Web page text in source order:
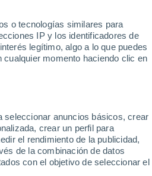
o tecnologías similares para
IP y los identificadores de
legítimo, algo a lo que puedes
momento haciendo clic en
seleccionar anuncios básicos, crear
crear un perfil para
el rendimiento de la publicidad,
de la combinación de datos
con el objetivo de seleccionar el
la base
la parte superior -